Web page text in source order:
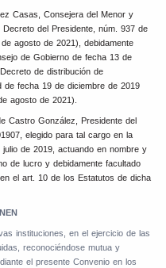
Casas, Consejera del Menor y
Decreto del Presidente, núm. 937 de
agosto de 2021), debidamente
de Gobierno de fecha 13 de
de distribución de
de fecha 19 de diciembre de 2019
agosto de 2021).
Castro González, Presidente del
elegido para tal cargo en la
de 2019, actuando en nombre y
de lucro y debidamente facultado
el art. 10 de los Estatutos de dicha
instituciones, en el ejercicio de las
reconociéndose mutua y
el presente Convenio en los